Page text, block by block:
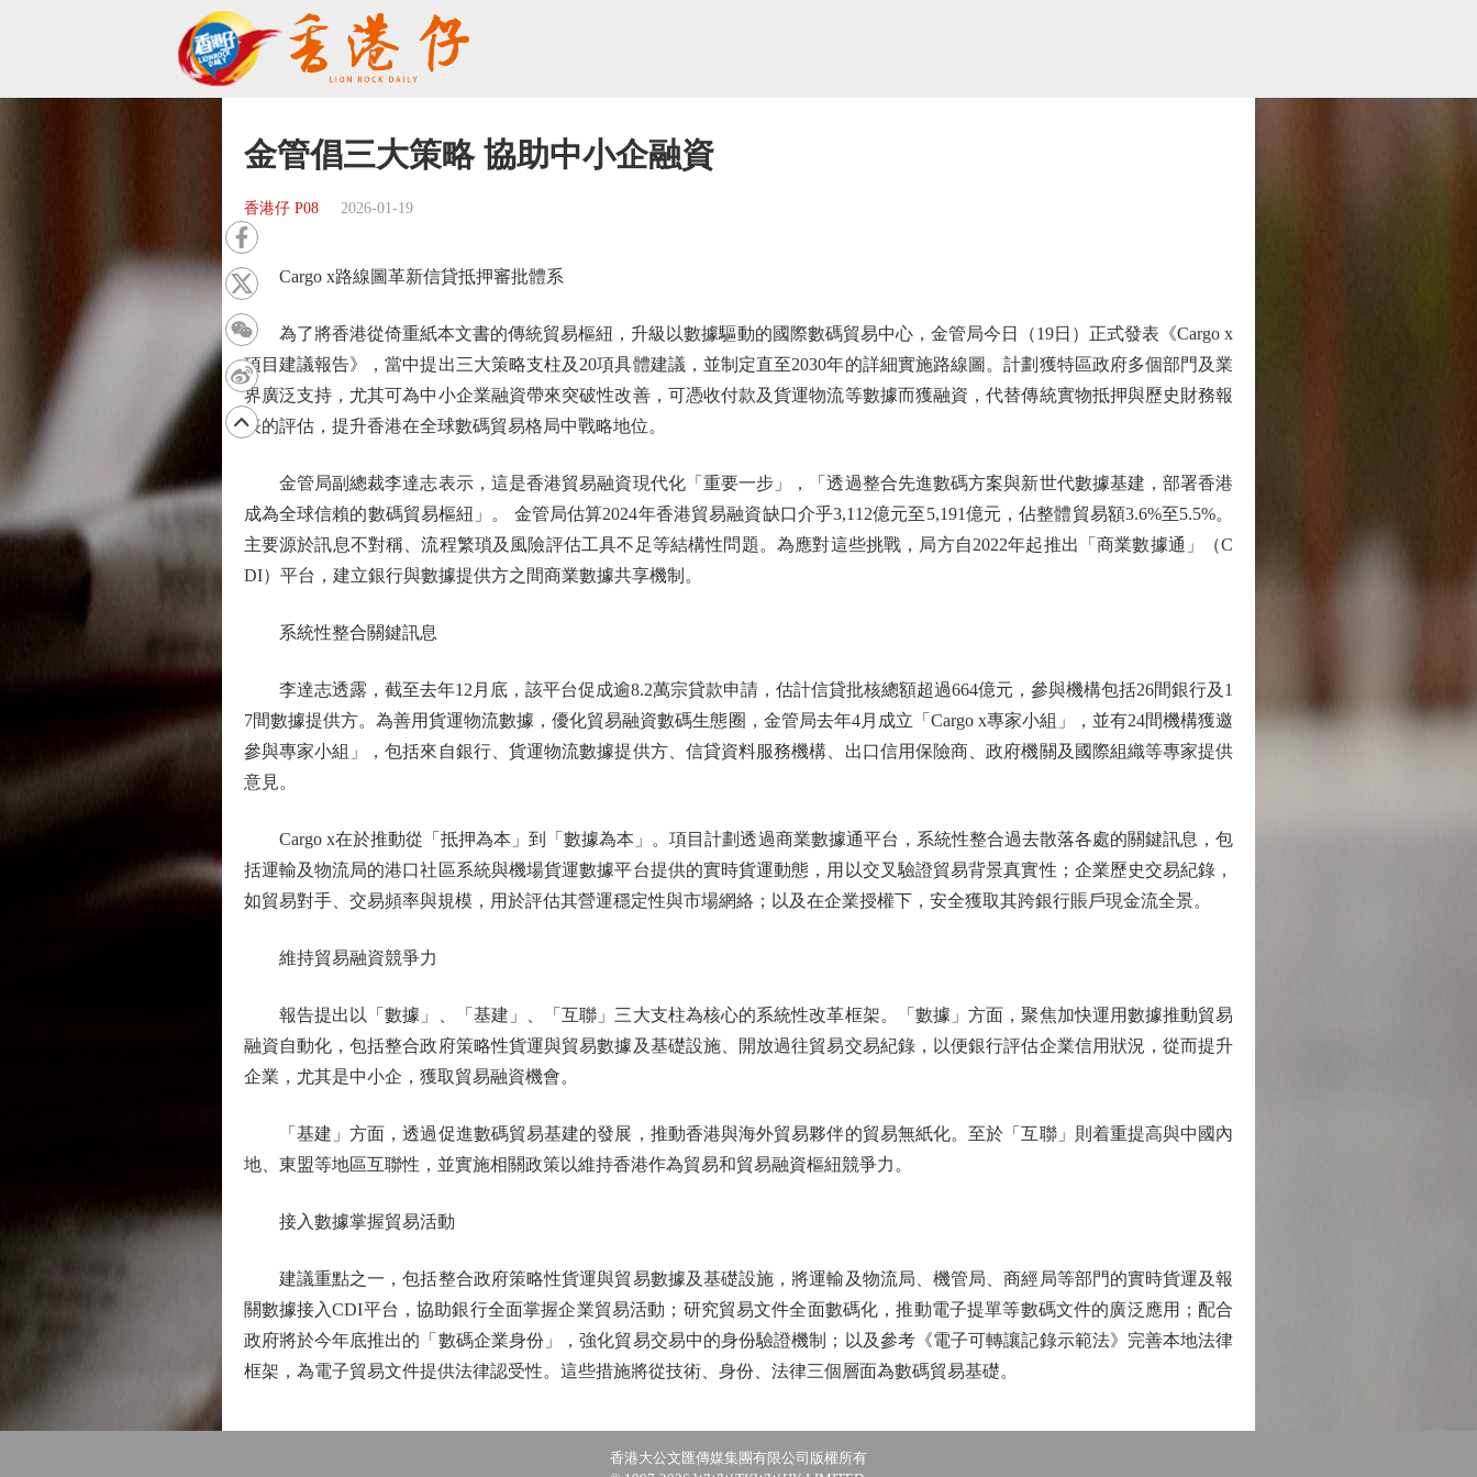
金管倡三大策略 協助中小企融資
香港仔 P08 2026-01-19
Cargo x路線圖革新信貸抵押審批體系
為了將香港從倚重紙本文書的傳統貿易樞紐，升級以數據驅動的國際數碼貿易中心，金管局今日（19日）正式發表《Cargo x
項目建議報告》，當中提出三大策略支柱及20項具體建議，並制定直至2030年的詳細實施路線圖。計劃獲特區政府多個部門及業
界廣泛支持，尤其可為中小企業融資帶來突破性改善，可憑收付款及貨運物流等數據而獲融資，代替傳統實物抵押與歷史財務報
表的評估，提升香港在全球數碼貿易格局中戰略地位。
金管局副總裁李達志表示，這是香港貿易融資現代化「重要一步」，「透過整合先進數碼方案與新世代數據基建，部署香港
成為全球信賴的數碼貿易樞紐」。 金管局估算2024年香港貿易融資缺口介乎3,112億元至5,191億元，佔整體貿易額3.6%至5.5%。
主要源於訊息不對稱、流程繁瑣及風險評估工具不足等結構性問題。為應對這些挑戰，局方自2022年起推出「商業數據通」（C
DI）平台，建立銀行與數據提供方之間商業數據共享機制。
系統性整合關鍵訊息
李達志透露，截至去年12月底，該平台促成逾8.2萬宗貸款申請，估計信貸批核總額超過664億元，參與機構包括26間銀行及1
7間數據提供方。為善用貨運物流數據，優化貿易融資數碼生態圈，金管局去年4月成立「Cargo x專家小組」，並有24間機構獲邀
參與專家小組」，包括來自銀行、貨運物流數據提供方、信貸資料服務機構、出口信用保險商、政府機關及國際組織等專家提供
意見。
Cargo x在於推動從「抵押為本」到「數據為本」。項目計劃透過商業數據通平台，系統性整合過去散落各處的關鍵訊息，包
括運輸及物流局的港口社區系統與機場貨運數據平台提供的實時貨運動態，用以交叉驗證貿易背景真實性；企業歷史交易紀錄，
如貿易對手、交易頻率與規模，用於評估其營運穩定性與市場網絡；以及在企業授權下，安全獲取其跨銀行賬戶現金流全景。
維持貿易融資競爭力
報告提出以「數據」、「基建」、「互聯」三大支柱為核心的系統性改革框架。「數據」方面，聚焦加快運用數據推動貿易
融資自動化，包括整合政府策略性貨運與貿易數據及基礎設施、開放過往貿易交易紀錄，以便銀行評估企業信用狀況，從而提升
企業，尤其是中小企，獲取貿易融資機會。
「基建」方面，透過促進數碼貿易基建的發展，推動香港與海外貿易夥伴的貿易無紙化。至於「互聯」則着重提高與中國內
地、東盟等地區互聯性，並實施相關政策以維持香港作為貿易和貿易融資樞紐競爭力。
接入數據掌握貿易活動
建議重點之一，包括整合政府策略性貨運與貿易數據及基礎設施，將運輸及物流局、機管局、商經局等部門的實時貨運及報
關數據接入CDI平台，協助銀行全面掌握企業貿易活動；研究貿易文件全面數碼化，推動電子提單等數碼文件的廣泛應用；配合
政府將於今年底推出的「數碼企業身份」，強化貿易交易中的身份驗證機制；以及參考《電子可轉讓記錄示範法》完善本地法律
框架，為電子貿易文件提供法律認受性。這些措施將從技術、身份、法律三個層面為數碼貿易基礎。
香港大公文匯傳媒集團有限公司版權所有